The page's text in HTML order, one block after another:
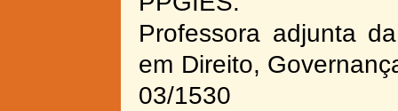
Professora adjunta
em Direito,
03/1530